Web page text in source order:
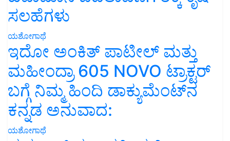
ಸಲಹೆಗಳು
ಯಶೋಗಾಥೆ
ಇದೋ ಅಂಕಿತ್ ಪಾಟೀಲ್ ಮತ್ತು
ಮಹೀಂದ್ರಾ 605 NOVO ಟ್ರಾಕ್ಟರ್
ಬಗ್ಗೆ ನಿಮ್ಮ ಹಿಂದಿ ಡಾಕ್ಯುಮೆಂಟ್‌ನ
ಕನ್ನಡ ಅನುವಾದ:
ಯಶೋಗಾಥೆ